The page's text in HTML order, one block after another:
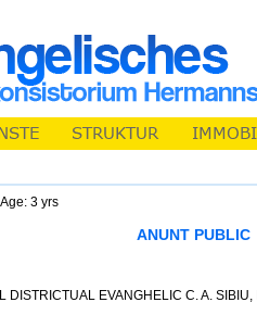
3 yrs
ANUNT PUBLIC
DISTRICTUAL EVANGHELIC C. A.